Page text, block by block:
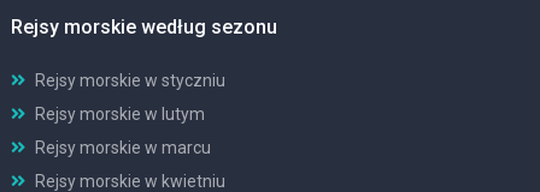
Rejsy morskie według sezonu
Rejsy morskie w styczniu
Rejsy morskie w lutym
Rejsy morskie w marcu
Rejsy morskie w kwietniu